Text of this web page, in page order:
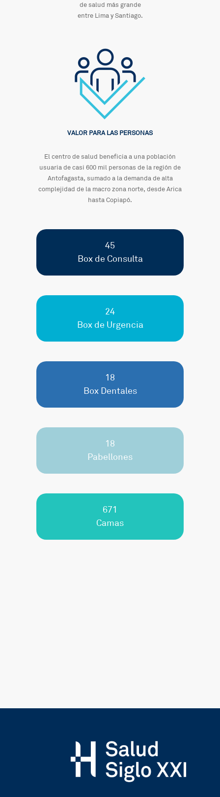
de salud más grande
entre Lima y Santiago.
VALOR PARA LAS PERSONAS
El centro de salud beneficia a una población
usuaria de casi 600 mil personas de la región de
Antofagasta, sumado a la demanda de alta
complejidad de la macro zona norte, desde Arica
hasta Copiapó.
45
Box de Consulta
24
Box de Urgencia
18
Box Dentales
18
Pabellones
671
Camas